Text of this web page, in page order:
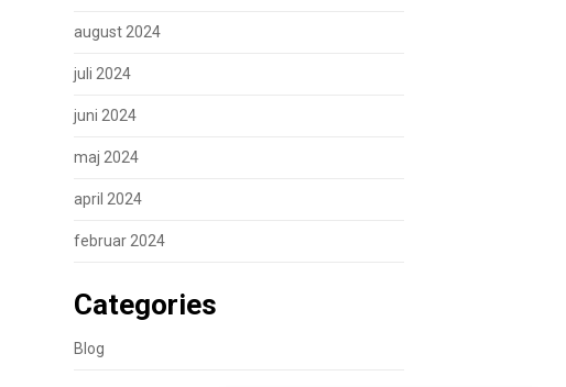
august 2024
juli 2024
juni 2024
maj 2024
april 2024
februar 2024
Categories
Blog